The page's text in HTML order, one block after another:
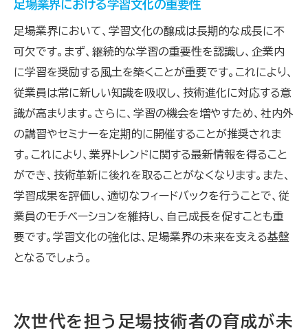
足場業界における学習文化の重要性
足場業界において、学習文化の醸成は長期的な成長に不
可欠です。まず、継続的な学習の重要性を認識し、企業内
に学習を奨励する風土を築くことが重要です。これにより、
従業員は常に新しい知識を吸収し、技術進化に対応する意
識が高まります。さらに、学習の機会を増やすため、社内外
の講習やセミナーを定期的に開催することが推奨されま
す。これにより、業界トレンドに関する最新情報を得ること
ができ、技術革新に後れを取ることがなくなります。また、
学習成果を評価し、適切なフィードバックを行うことで、従
業員のモチベーションを維持し、自己成長を促すことも重
要です。学習文化の強化は、足場業界の未来を支える基盤
となるでしょう。
次世代を担う足場技術者の育成が未